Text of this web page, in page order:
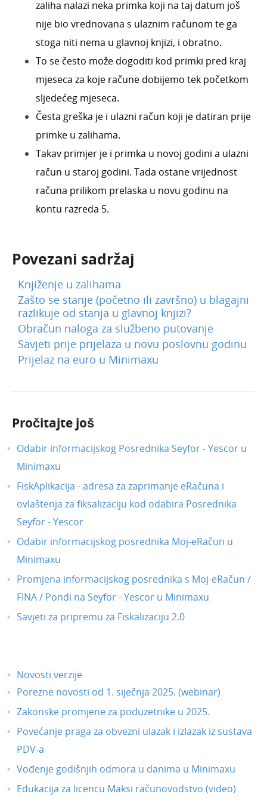
zaliha nalazi neka primka koji na taj datum još
nije bio vrednovana s ulaznim računom te ga
stoga niti nema u glavnoj knjizi, i obratno.
To se često može dogoditi kod primki pred kraj
mjeseca za koje račune dobijemo tek početkom
sljedećeg mjeseca.
Česta greška je i ulazni račun koji je datiran prije
primke u zalihama.
Takav primjer je i primka u novoj godini a ulazni
račun u staroj godini. Tada ostane vrijednost
računa prilikom prelaska u novu godinu na
kontu razreda 5.
Povezani sadržaj
Knjiženje u zalihama
Zašto se stanje (početno ili završno) u blagajni
razlikuje od stanja u glavnoj knjizi?
Obračun naloga za službeno putovanje
Savjeti prije prijelaza u novu poslovnu godinu
Prijelaz na euro u Minimaxu
Pročitajte još
Odabir informacijskog Posrednika Seyfor - Yescor u
Minimaxu
FiskAplikacija - adresa za zaprimanje eRačuna i
ovlaštenja za fiksalizaciju kod odabira Posrednika
Seyfor - Yescor
Odabir informacijskog posrednika Moj-eRačun u
Minimaxu
Promjena informacijskog posrednika s Moj-eRačun /
FINA / Pondi na Seyfor - Yescor u Minimaxu
Savjeti za pripremu za Fiskalizaciju 2.0
Novosti verzije
Porezne novosti od 1. siječnja 2025. (webinar)
Zakonske promjene za poduzetnike u 2025.
Povećanje praga za obvezni ulazak i izlazak iz sustava
PDV-a
Vođenje godišnjih odmora u danima u Minimaxu
Edukacija za licencu Maksi računovodstvo (video)